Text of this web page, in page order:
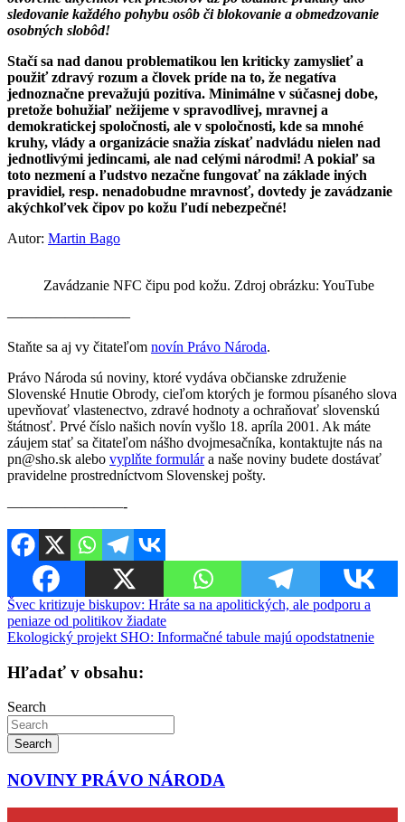
sledovanie každého pohybu osôb či blokovanie a obmedzovanie
osobných slobôd!
Stačí sa nad danou problematikou len kriticky zamyslieť a
použiť zdravý rozum a človek príde na to, že negatíva
jednoznačne prevažujú pozitíva. Minimálne v súčasnej dobe,
pretože bohužiaľ nežijeme v spravodlivej, mravnej a
demokratickej spoločnosti, ale v spoločnosti, kde sa mnohé
kruhy, vlády a organizácie snažia získať nadvládu nielen nad
jednotlivými jedincami, ale nad celými národmi! A pokiaľ sa
toto nezmení a ľudstvo nezačne fungovať na základe iných
pravidiel, resp. nenadobudne mravnosť, dovtedy je zavádzanie
akýchkoľvek čipov po kožu ľudí nebezpečné!
Autor: Martin Bago
Zavádzanie NFC čipu pod kožu. Zdroj obrázku: YouTube
————————–
Staňte sa aj vy čitateľom novín Právo Národa.
Právo Národa sú noviny, ktoré vydáva občianske združenie
Slovenské Hnutie Obrody, cieľom ktorých je formou písaného slova
upevňovať vlastenectvo, zdravé hodnoty a ochraňovať slovenskú
štátnosť. Prvé číslo našich novín vyšlo 18. apríla 2001. Ak máte
záujem stať sa čitateľom nášho dvojmesačníka, kontaktujte nás na
pn@sho.sk alebo vyplňte formulára naše noviny budete dostávať
pravidelne prostredníctvom Slovenskej pošty.
————————-
Navigácia
v
Švec kritizuje biskupov: Hráte sa na apolitických, ale podporu a
peniaze od politikov žiadate
Ekologický projekt SHO: Informačné tabule majú opodstatnenie
Hľadať v obsahu:
Search
Search
NOVINY PRÁVO NÁRODA